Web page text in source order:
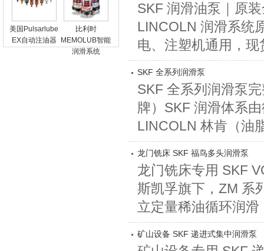
美国Pulsarlube
EX自动注油器
比利时
MEMOLUB智能
润滑系统
SKF 润滑油泵｜原
LINCOLN 润滑系统
电、注塑机通用，
SKF 全系列润滑泵
SKF 全系列润滑泵
牌）SKF 润滑体系
LINCOLN 林肯（油
龙门铣床 SKF 福鸟多头润滑泵
龙门铣床专用 SKF
斯凯孚旗下，ZM 系
立定量稀油循环润
矿山设备 SKF 递进式集中润滑泵